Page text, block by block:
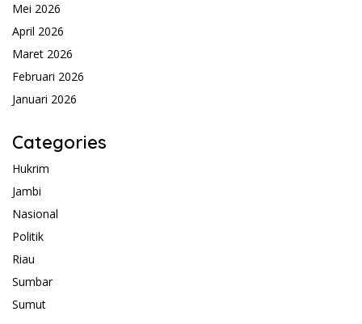
Mei 2026
April 2026
Maret 2026
Februari 2026
Januari 2026
Categories
Hukrim
Jambi
Nasional
Politik
Riau
Sumbar
Sumut